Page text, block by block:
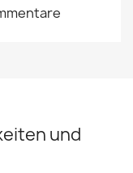
und